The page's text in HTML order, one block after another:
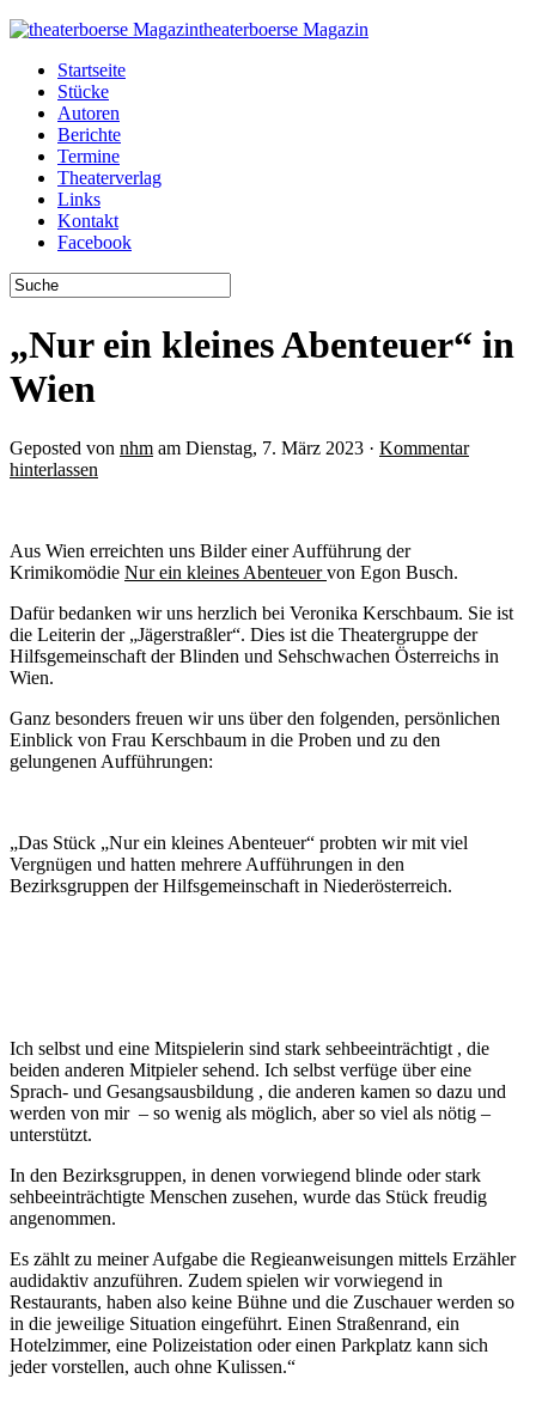
theaterboerse Magazin
Startseite
Stücke
Autoren
Berichte
Termine
Theaterverlag
Links
Kontakt
Facebook
„Nur ein kleines Abenteuer“ in
Wien
Geposted von nhm am Dienstag, 7. März 2023 · Kommentar
hinterlassen
Aus Wien erreichten uns Bilder einer Aufführung der
Krimikomödie Nur ein kleines Abenteuervon Egon Busch.
Dafür bedanken wir uns herzlich bei Veronika Kerschbaum. Sie ist
die Leiterin der „Jägerstraßler“. Dies ist die Theatergruppe der
Hilfsgemeinschaft der Blinden und Sehschwachen Österreichs in
Wien.
Ganz besonders freuen wir uns über den folgenden, persönlichen
Einblick von Frau Kerschbaum in die Proben und zu den
gelungenen Aufführungen:
„Das Stück „Nur ein kleines Abenteuer“ probten wir mit viel
Vergnügen und hatten mehrere Aufführungen in den
Bezirksgruppen der Hilfsgemeinschaft in Niederösterreich.
Ich selbst und eine Mitspielerin sind stark sehbeeinträchtigt , die
beiden anderen Mitpieler sehend. Ich selbst verfüge über eine
Sprach- und Gesangsausbildung , die anderen kamen so dazu und
werden von mir – so wenig als möglich, aber so viel als nötig –
unterstützt.
In den Bezirksgruppen, in denen vorwiegend blinde oder stark
sehbeeinträchtigte Menschen zusehen, wurde das Stück freudig
angenommen.
Es zählt zu meiner Aufgabe die Regieanweisungen mittels Erzähler
audidaktiv anzuführen. Zudem spielen wir vorwiegend in
Restaurants, haben also keine Bühne und die Zuschauer werden so
in die jeweilige Situation eingeführt. Einen Straßenrand, ein
Hotelzimmer, eine Polizeistation oder einen Parkplatz kann sich
jeder vorstellen, auch ohne Kulissen.“